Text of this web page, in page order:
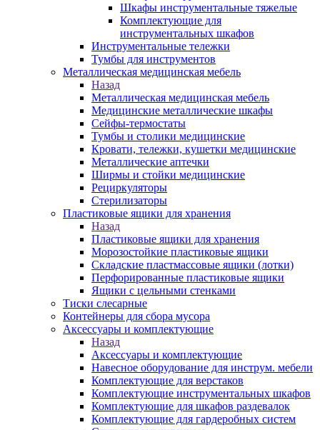
Шкафы инструментальные тяжелые
Комплектующие для
инструментальных шкафов
Инструментальные тележки
Тумбы для инструментов
Металлическая медицинская мебель
Назад
Металлическая медицинская мебель
Медицинские металлические шкафы
Сейфы-термостаты
Тумбы и столики медицинские
Кровати, тележки, кушетки медицинские
Металлические аптечки
Ширмы и стойки медицинские
Рециркуляторы
Стерилизаторы
Пластиковые ящики для хранения
Назад
Пластиковые ящики для хранения
Морозостойкие пластиковые ящики
Складские пластмассовые ящики (лотки)
Перфорированные пластиковые ящики
Ящики с цельными стенками
Тиски слесарные
Контейнеры для сбора мусора
Аксессуары и комплектующие
Назад
Аксессуары и комплектующие
Навесное оборудование для инструм. мебели
Комплектующие для верстаков
Комплектующие инструментальных шкафов
Комплектующие для шкафов раздевалок
Комплектующие для гардеробных систем